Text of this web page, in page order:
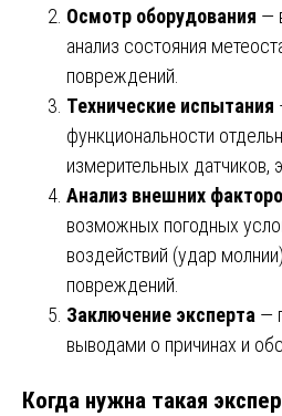
Осмотр оборудования —
анализ состояния
повреждений.
Технические испытания
функциональности
измерительных датчиков,
Анализ внешних
возможных погодных
воздействий (удар
повреждений.
Заключение эксперта —
выводами о причинах и
Когда нужна такая